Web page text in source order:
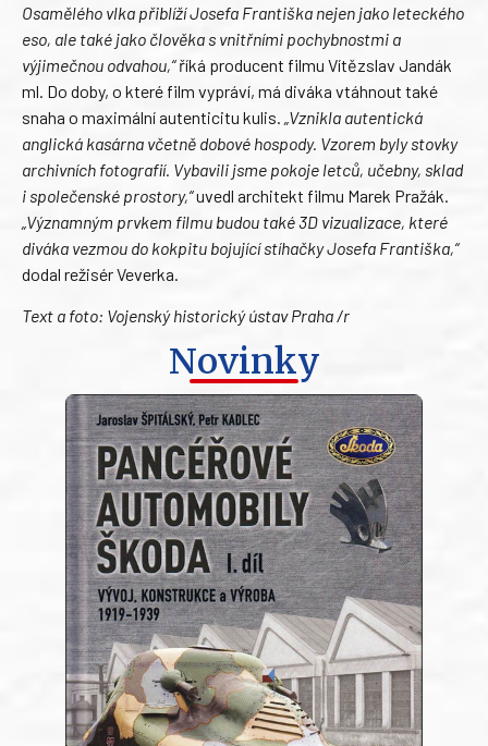
Osamělého vlka přiblíží Josefa Františka nejen jako leteckého
eso, ale také jako člověka s vnitřními pochybnostmi a
výjimečnou odvahou,“říká producent filmu Vítězslav Jandák
ml. Do doby, o které film vypráví, má diváka vtáhnout také
snaha o maximální autenticitu kulis.
„Vznikla autentická
anglická kasárna včetně dobové hospody. Vzorem byly stovky
archivních fotografií. Vybavili jsme pokoje letců, učebny, sklad
i společenské prostory,“uvedl architekt filmu Marek Pražák.
„Významným prvkem filmu budou také 3D vizualizace, které
diváka vezmou do kokpitu bojující stíhačky Josefa Františka,“
dodal režisér Veverka.
Text a foto: Vojenský historický ústav Praha /r
Novinky